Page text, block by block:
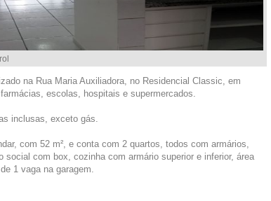
na Rua Maria Auxiliadora, no Residencial Classic, em
escolas, hospitais e supermercados.
inclusas, exceto gás.
com 52 m², e conta com 2 quartos, todos com armários,
social com box, cozinha com armário superior e inferior, área
1 vaga na garagem.